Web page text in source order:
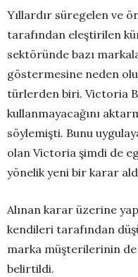
Yıllardır süregelen ve
tarafından eleştirilen
sektöründe bazı
göstermesine neden
türlerden biri. Victoria
kullanmayacağını
söylemişti. Bunu
olan Victoria şimdi de
yönelik yeni bir karar
Alınan karar üzerine
kendileri tarafından
marka müşterilerinin
belirtildi.